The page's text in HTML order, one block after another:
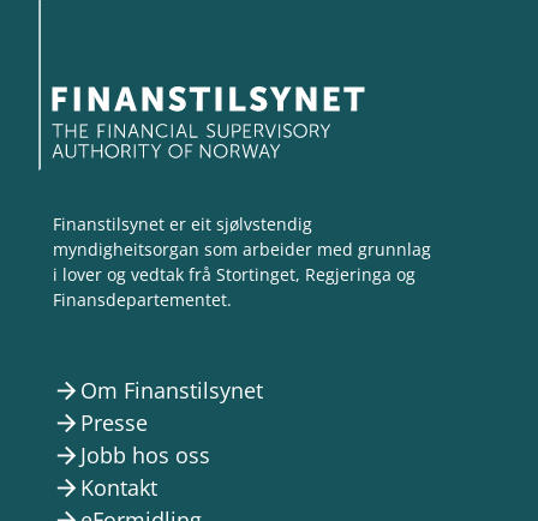
Finanstilsynet er eit sjølvstendig
myndigheitsorgan som arbeider med grunnlag
i lover og vedtak frå Stortinget, Regjeringa og
Finansdepartementet.
arrow_forward Om Finanstilsynet
arrow_forward Presse
arrow_forward Jobb hos oss
arrow_forward Kontakt